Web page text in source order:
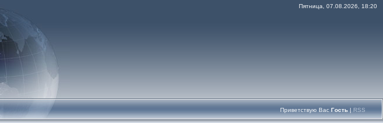
Пятница, 07.08.2026, 18:20
Приветствую Вас Гость | RSS